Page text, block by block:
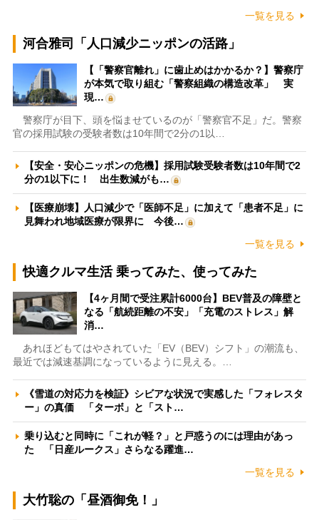
一覧を見る
河合雅司「人口減少ニッポンの活路」
【「警察官離れ」に歯止めはかかるか？】警察庁
が本気で取り組む「警察組織の構造改革」 実
現…
警察庁が目下、頭を悩ませているのが「警察官不足」だ。警察
官の採用試験の受験者数は10年間で2分の1以…
【安全・安心ニッポンの危機】採用試験受験者数は10年間で2
分の1以下に！ 出生数減がも…
【医療崩壊】人口減少で「医師不足」に加えて「患者不足」に
見舞われ地域医療が限界に 今後…
一覧を見る
快適クルマ生活 乗ってみた、使ってみた
【4ヶ月間で受注累計6000台】BEV普及の障壁と
なる「航続距離の不安」「充電のストレス」解
消…
あれほどもてはやされていた「EV（BEV）シフト」の潮流も、
最近では減速基調になっているように見える。…
《雪道の対応力を検証》シビアな状況で実感した「フォレスタ
ー」の真価 「ターボ」と「スト…
乗り込むと同時に「これが軽？」と戸惑うのには理由があっ
た 「日産ルークス」さらなる躍進…
一覧を見る
大竹聡の「昼酒御免！」